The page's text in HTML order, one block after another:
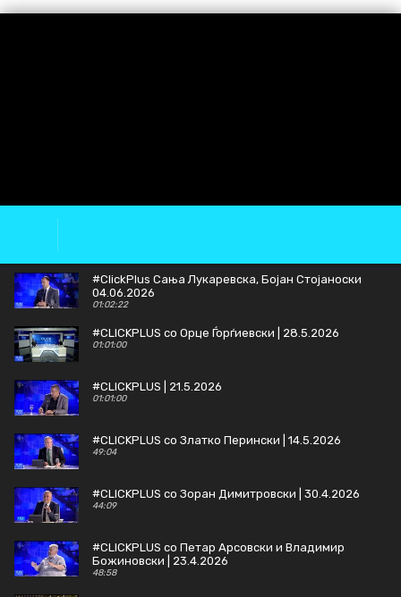
#ClickPlus Сања Лукаревска, Бојан Стојаноски
04.06.2026
01:02:22
#CLICKPLUS со Орце Ѓорѓиевски | 28.5.2026
01:01:00
#CLICKPLUS | 21.5.2026
01:01:00
#CLICKPLUS со Златко Перински | 14.5.2026
49:04
#CLICKPLUS со Зоран Димитровски | 30.4.2026
44:09
#CLICKPLUS со Петар Арсовски и Владимир
Божиновски | 23.4.2026
48:58